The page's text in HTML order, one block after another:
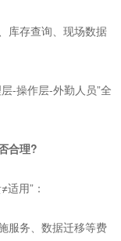
存查询、现场数据
-操作层-外勤人员”全
合理?
用”：
务、数据迁移等费